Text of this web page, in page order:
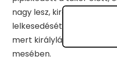
nagy lesz, királylány lesz.
lelkesedését azzal, hogy
mert királylányok nem is
mesében.